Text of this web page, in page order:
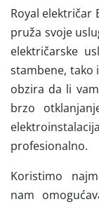
Royal električar
pruža svoje
električarske
stambene, tako
obzira da li
brzo
profesionalno.
Koristimo
nam